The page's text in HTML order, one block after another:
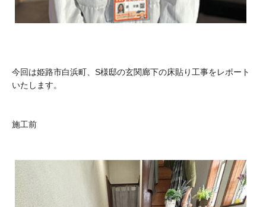
今回は姫路市白浜町、S様邸の玄関廊下の床貼り工事をレポート
いたします。
施工前